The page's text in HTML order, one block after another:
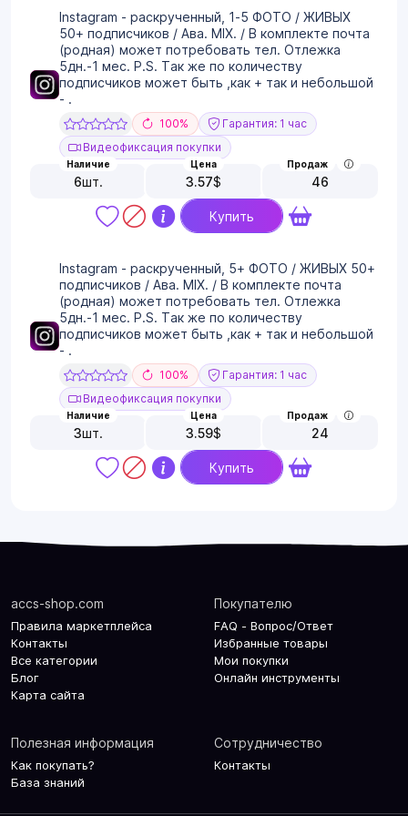
Instagram - раскрученный, 1-5 ФОТО / ЖИВЫХ
50+ подписчиков / Ава. MIX. / В комплекте почта
(родная) может потребовать тел. Отлежка
5дн.-1 мес. P.S. Так же по количеству
подписчиков может быть ,как + так и небольшой
- .
100%
Гарантия: 1 час
Видеофиксация покупки
Наличие
6шт.
Цена
3.57$
Продаж
46
Купить
Instagram - раскрученный, 5+ ФОТО / ЖИВЫХ 50+
подписчиков / Ава. MIX. / В комплекте почта
(родная) может потребовать тел. Отлежка
5дн.-1 мес. P.S. Так же по количеству
подписчиков может быть ,как + так и небольшой
- .
100%
Гарантия: 1 час
Видеофиксация покупки
Наличие
3шт.
Цена
3.59$
Продаж
24
Купить
accs-shop.com
Правила маркетплейса
Контакты
Все категории
Блог
Карта сайта
Покупателю
FAQ - Вопрос/Ответ
Избранные товары
Мои покупки
Онлайн инструменты
Полезная информация
Как покупать?
База знаний
Сотрудничество
Контакты